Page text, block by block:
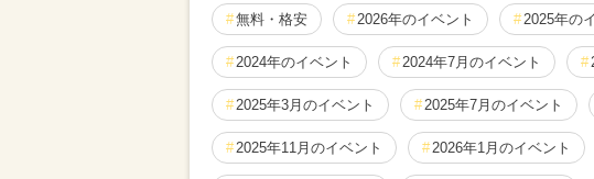
無料・格安 2026年のイベント 2025年の
2024年のイベント 2024年7月のイベント
2025年3月のイベント 2025年7月のイベント
2025年11月のイベント 2026年1月のイベント